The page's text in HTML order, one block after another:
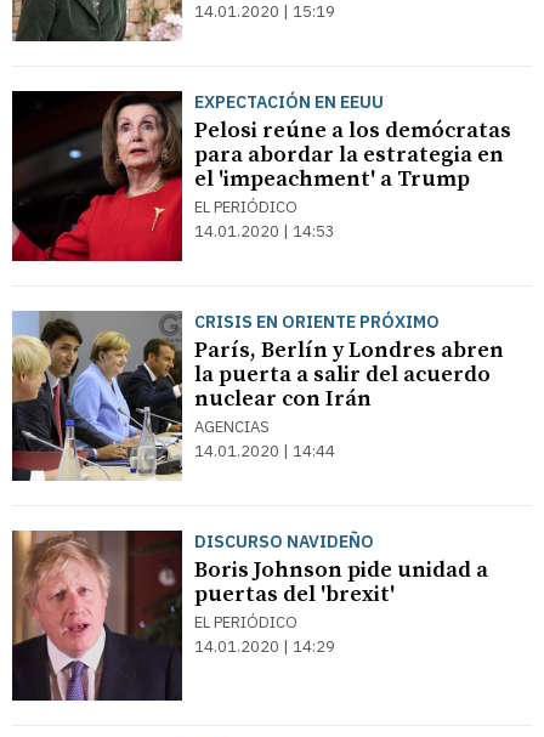
14.01.2020 | 15:19
EXPECTACIÓN EN EEUU
Pelosi reúne a los demócratas
para abordar la estrategia en
el 'impeachment' a Trump
EL PERIÓDICO
14.01.2020 | 14:53
CRISIS EN ORIENTE PRÓXIMO
París, Berlín y Londres abren
la puerta a salir del acuerdo
nuclear con Irán
AGENCIAS
14.01.2020 | 14:44
DISCURSO NAVIDEÑO
Boris Johnson pide unidad a
puertas del 'brexit'
EL PERIÓDICO
14.01.2020 | 14:29